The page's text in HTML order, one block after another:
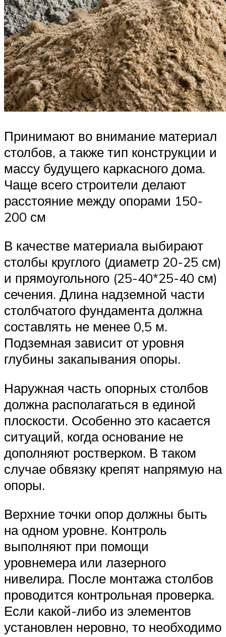
Принимают во внимание материал
столбов, а также тип конструкции и
массу будущего каркасного дома.
Чаще всего строители делают
расстояние между опорами 150-
200 см
В качестве материала выбирают
столбы круглого (диаметр 20-25 см)
и прямоугольного (25-40*25-40 см)
сечения. Длина надземной части
столбчатого фундамента должна
составлять не менее 0,5 м.
Подземная зависит от уровня
глубины закапывания опоры.
Наружная часть опорных столбов
должна располагаться в единой
плоскости. Особенно это касается
ситуаций, когда основание не
дополняют ростверком. В таком
случае обвязку крепят напрямую на
опоры.
Верхние точки опор должны быть
на одном уровне. Контроль
выполняют при помощи
уровнемера или лазерного
нивелира. После монтажа столбов
проводится контрольная проверка.
Если какой-либо из элементов
установлен неровно, то необходимо